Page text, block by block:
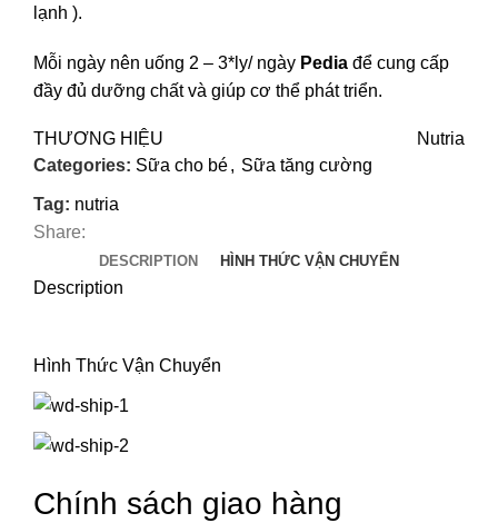
lạnh ).
Mỗi ngày nên uống 2 – 3*ly/ ngày Pedia để cung cấp
đầy đủ dưỡng chất và giúp cơ thể phát triển.
THƯƠNG HIỆU
Nutria
Categories: Sữa cho bé, Sữa tăng cường
Tag: nutria
Share:
DESCRIPTION HÌNH THỨC VẬN CHUYỂN
Description
Hình Thức Vận Chuyển
Chính sách giao hàng